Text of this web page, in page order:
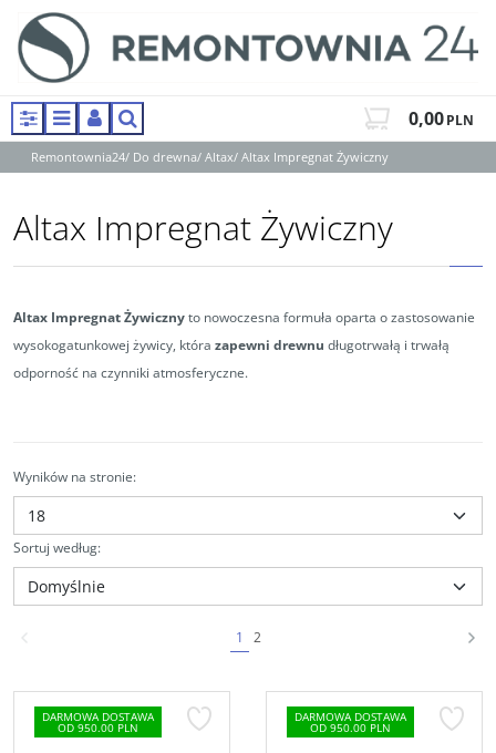
PanelMenuPanelSzukaj 0,00PLN
Remontownia24/ Do drewna/ Altax/ Altax Impregnat Żywiczny
Altax Impregnat Żywiczny
Altax Impregnat Żywicznyto nowoczesna formuła oparta o zastosowanie
wysokogatunkowej żywicy, która zapewni drewnu długotrwałą i trwałą
odporność na czynniki atmosferyczne.
Wyników na stronie:
Sortuj według:
1 2
DARMOWA DOSTAWA
OD 950.00 PLN
DARMOWA DOSTAWA
OD 950.00 PLN